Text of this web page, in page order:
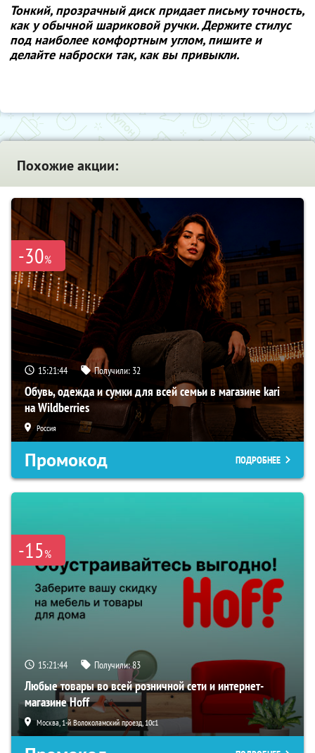
Тонкий, прозрачный диск придает письму точность,
как у обычной шариковой ручки. Держите стилус
под наиболее комфортным углом, пишите и
делайте наброски так, как вы привыкли.
Похожие акции:
-30%
15:21:43 Получили: 32
Обувь, одежда и сумки для всей семьи в магазине kari
на Wildberries
Россия
Промокод ПОДРОБНЕЕ
-15%
15:21:43 Получили:83
Любые товары во всей розничной сети и интернет-
магазине Hoff
Москва, 1-й Волоколамский проезд, 10с1